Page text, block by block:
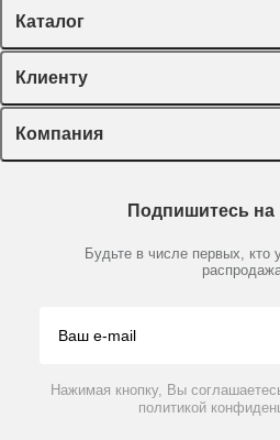
Каталог
Спецпредложения
Оборудование, приборы
Пластик, стекло, принадлежности
Химические реактивы,
Производители
Клиенту
Лекторий Диаэм
Доставка и оплата
Мобильное приложение
Компания
Партнеры
Контакты
Подпишитесь на
Будьте в числе первых, кто
Нажимая кнопку, Вы
политикой